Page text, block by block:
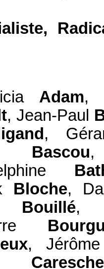
Adam,
, Jean-Paul
,
Bascou
Bloche,
Bouillé,
,
Caresche